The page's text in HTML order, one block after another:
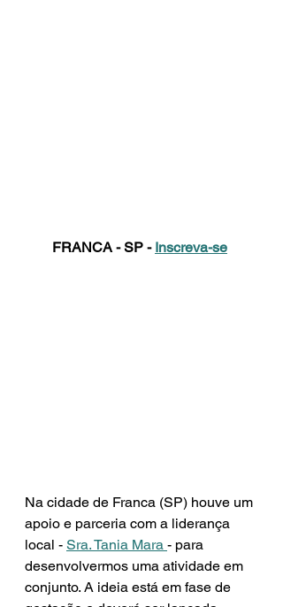
FRANCA - SP - Inscreva-se
Na cidade de Franca (SP) houve um
apoio e parceria com a liderança
local - Sra. Tania Mara - para
desenvolvermos uma atividade em
conjunto. A ideia está em fase de